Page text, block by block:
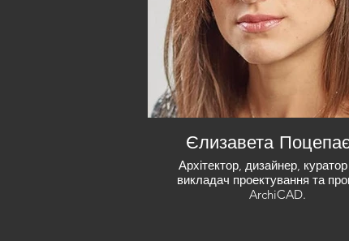
Єлизавета
Архітектор, дизайнер, куратор
викладач проектування та
ArchiCAD.